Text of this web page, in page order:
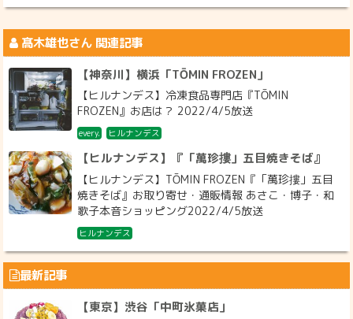
髙木雄也さん 関連記事
【神奈川】横浜「TŌMIN FROZEN」
【ヒルナンデス】冷凍食品専門店『TŌMIN
FROZEN』お店は？ 2022/4/5放送
every. ヒルナンデス
【ヒルナンデス】『「萬珍摟」五目焼きそば』
【ヒルナンデス】TŌMIN FROZEN『「萬珍摟」五目
焼きそば』お取り寄せ・通販情報 あさこ・博子・和
歌子本音ショッピング2022/4/5放送
ヒルナンデス
最新記事
【東京】渋谷「中町氷菓店」